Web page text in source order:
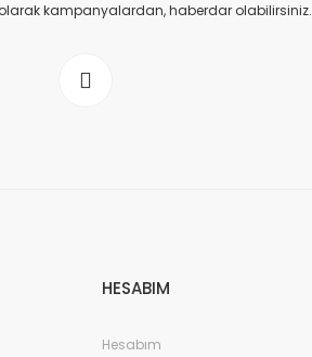
olarak kampanyalardan, haberdar olabilirsiniz.
HESABIM
Hesabım